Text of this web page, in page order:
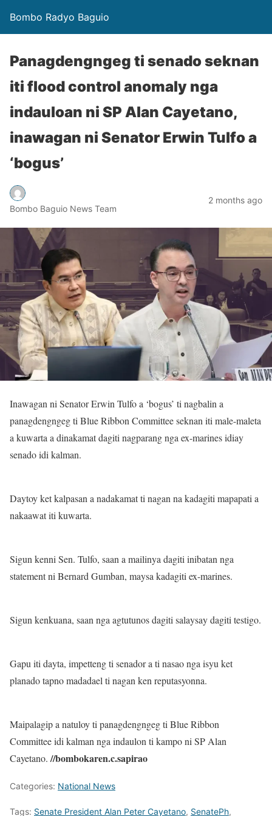
Bombo Radyo Baguio
Panagdengngeg ti senado seknan
iti flood control anomaly nga
indauloan ni SP Alan Cayetano,
inawagan ni Senator Erwin Tulfo a
‘bogus’
Bombo Baguio News Team
2 months ago
Inawagan ni Senator Erwin Tulfo a ‘bogus’ ti nagbalin a
panagdengngeg ti Blue Ribbon Committee seknan iti male-maleta
a kuwarta a dinakamat dagiti nagparang nga ex-marines idiay
senado idi kalman.
Daytoy ket kalpasan a nadakamat ti nagan na kadagiti mapapati a
nakaawat iti kuwarta.
Sigun kenni Sen. Tulfo, saan a mailinya dagiti inibatan nga
statement ni Bernard Gumban, maysa kadagiti ex-marines.
Sigun kenkuana, saan nga agtutunos dagiti salaysay dagiti testigo.
Gapu iti dayta, impetteng ti senador a ti nasao nga isyu ket
planado tapno madadael ti nagan ken reputasyonna.
Maipalagip a natuloy ti panagdengngeg ti Blue Ribbon
Committee idi kalman nga indaulon ti kampo ni SP Alan
Cayetano. //bombokaren.c.sapirao
Categories: National News
Tags: Senate President Alan Peter Cayetano, SenatePh,